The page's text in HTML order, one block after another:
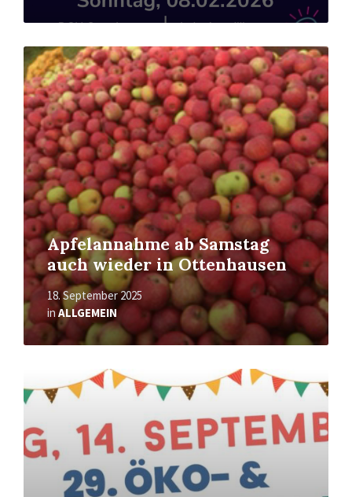
Apfelannahme ab Samstag
auch wieder in Ottenhausen
18. September 2025
in ALLGEMEIN
Mehr
erfahren
erfahren